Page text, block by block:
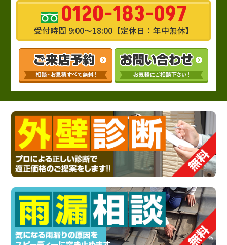
0120-183-097
受付時間 9:00～18:00【定休日：年中無休】